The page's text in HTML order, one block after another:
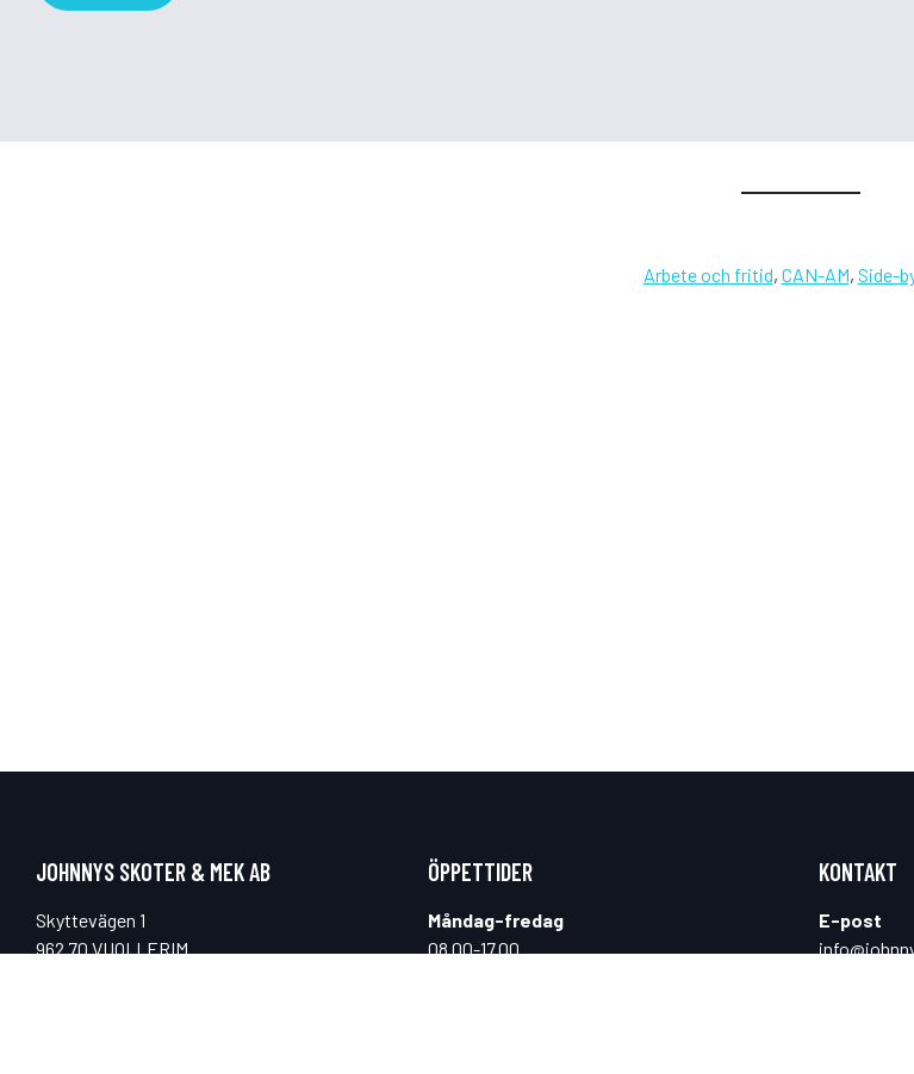
Arbete och fritid, CAN-AM, Side-
JOHNNYS SKOTER & MEK AB
Skyttevägen 1
962 70 VUOLLERIM
ÖPPETTIDER
Måndag-fredag
08.00-17.00
KONTAKT
E-post